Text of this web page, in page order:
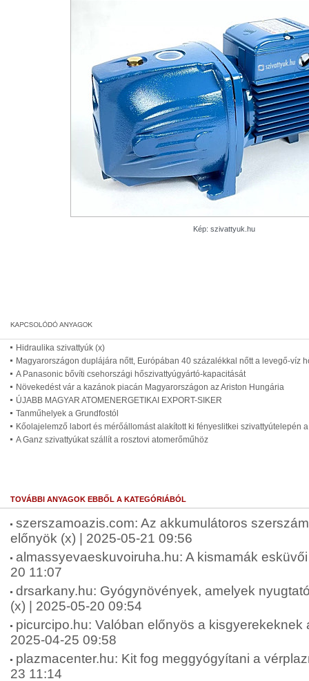
Kép: szivattyuk.hu
Hidraulika szivattyúk (x)
Magyarországon duplájára nőtt, Európában 40 százalékkal nőtt a levegő-víz
A Panasonic bővíti csehországi hőszivattyúgyártó-kapacitását
Növekedést vár a kazánok piacán Magyarországon az Ariston Hungária
ÚJABB MAGYAR ATOMENERGETIKAI EXPORT-SIKER
Tanműhelyek a Grundfostól
Kőolajelemző labort és mérőállomást alakított ki fényeslitkei szivattyútelepén
A Ganz szivattyúkat szállít a rosztovi atomerőműhöz
TOVÁBBI ANYAGOK EBBŐL A KATEGÓRIÁBÓL
szerszamoazis.com: Az akkumulátoros
előnyök (x) | 2025-05-21 09:56
almassyevaeskuvoiruha.hu: A kismamák
20 11:07
drsarkany.hu: Gyógynövények, amelyek
(x) | 2025-05-20 09:54
picurcipo.hu: Valóban előnyös a kisgyerekeknek
2025-04-25 09:58
plazmacenter.hu: Kit fog meggyógyítani a
23 11:14